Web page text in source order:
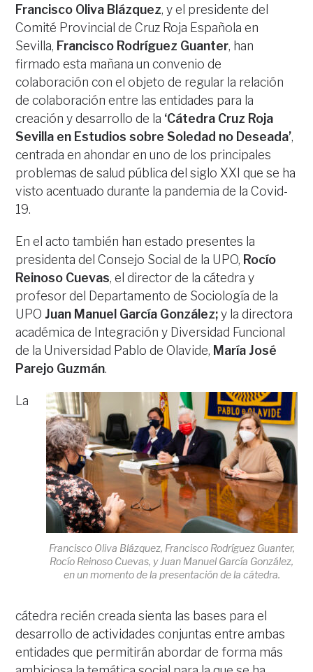
Francisco Oliva Blázquez, y el presidente del
Comité Provincial de Cruz Roja Española en
Sevilla, Francisco Rodríguez Guanter, han
firmado esta mañana un convenio de
colaboración con el objeto de regular la relación
de colaboración entre las entidades para la
creación y desarrollo de la ‘Cátedra Cruz Roja
Sevilla en Estudios sobre Soledad no Deseada’,
centrada en ahondar en uno de los principales
problemas de salud pública del siglo XXI que se ha
visto acentuado durante la pandemia de la Covid-
19.
En el acto también han estado presentes la
presidenta del Consejo Social de la UPO, Rocío
Reinoso Cuevas, el director de la cátedra y
profesor del Departamento de Sociología de la
UPO Juan Manuel García González;y la directora
académica de Integración y Diversidad Funcional
de la Universidad Pablo de Olavide, María José
Parejo Guzmán.
Francisco Oliva Blázquez, Francisco Rodríguez Guanter,
Rocío Reinoso Cuevas, y Juan Manuel García González,
en un momento de la presentación de la cátedra.
La
cátedra recién creada sienta las bases para el
desarrollo de actividades conjuntas entre ambas
entidades que permitirán abordar de forma más